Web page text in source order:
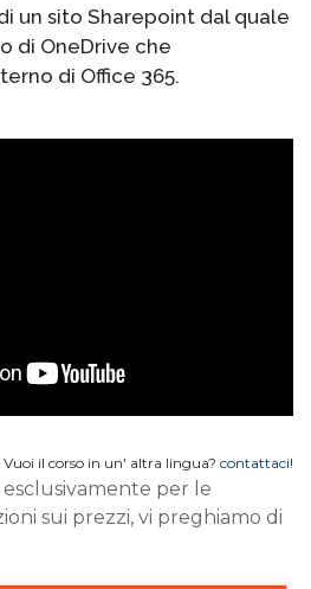
un sito Sharepoint dal quale
di OneDrive che
di Office 365.
Vuoi il corso in un' altra lingua? contattaci!
esclusivamente per le
sui prezzi, vi preghiamo di